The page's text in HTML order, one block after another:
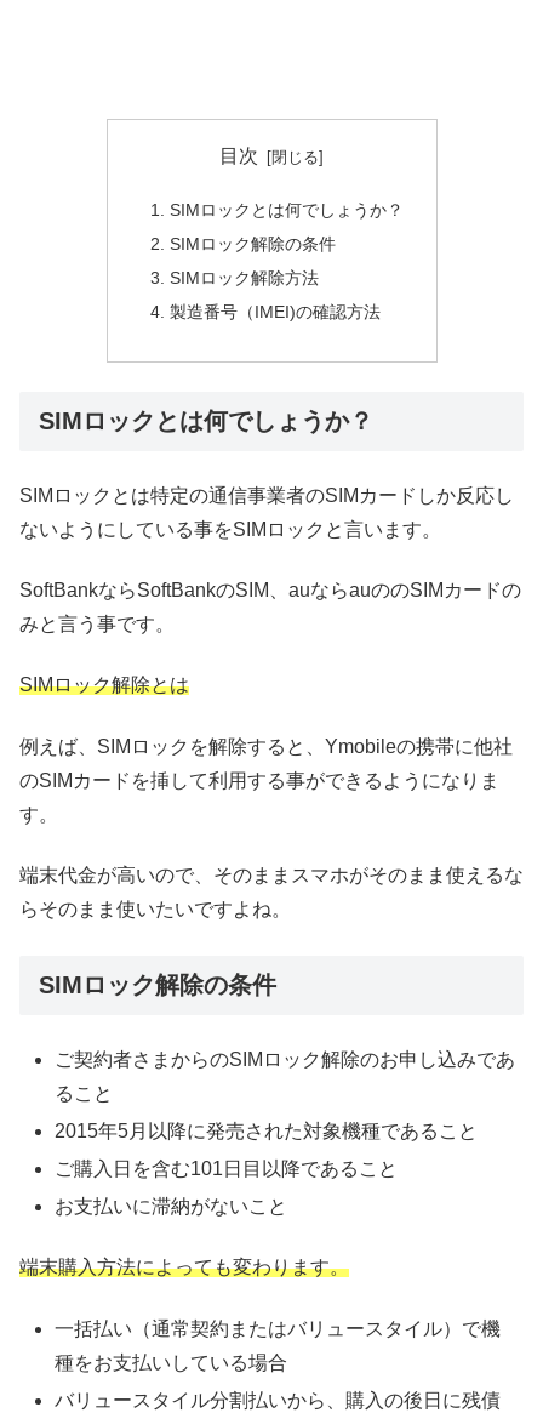
目次
SIMロックとは何でしょうか？
SIMロック解除の条件
SIMロック解除方法
製造番号（IMEI)の確認方法
SIMロックとは何でしょうか？
SIMロックとは特定の通信事業者のSIMカードしか反応し
ないようにしている事をSIMロックと言います。
SoftBankならSoftBankのSIM、auならauののSIMカードの
みと言う事です。
SIMロック解除とは
例えば、SIMロックを解除すると、Ymobileの携帯に他社
のSIMカードを挿して利用する事ができるようになりま
す。
端末代金が高いので、そのままスマホがそのまま使えるな
らそのまま使いたいですよね。
SIMロック解除の条件
ご契約者さまからのSIMロック解除のお申し込みであ
ること
2015年5月以降に発売された対象機種であること
ご購入日を含む101日目以降であること
お支払いに滞納がないこと
端末購入方法によっても変わります。
一括払い（通常契約またはバリュースタイル）で機
種をお支払いしている場合
バリュースタイル分割払いから、購入の後日に残債